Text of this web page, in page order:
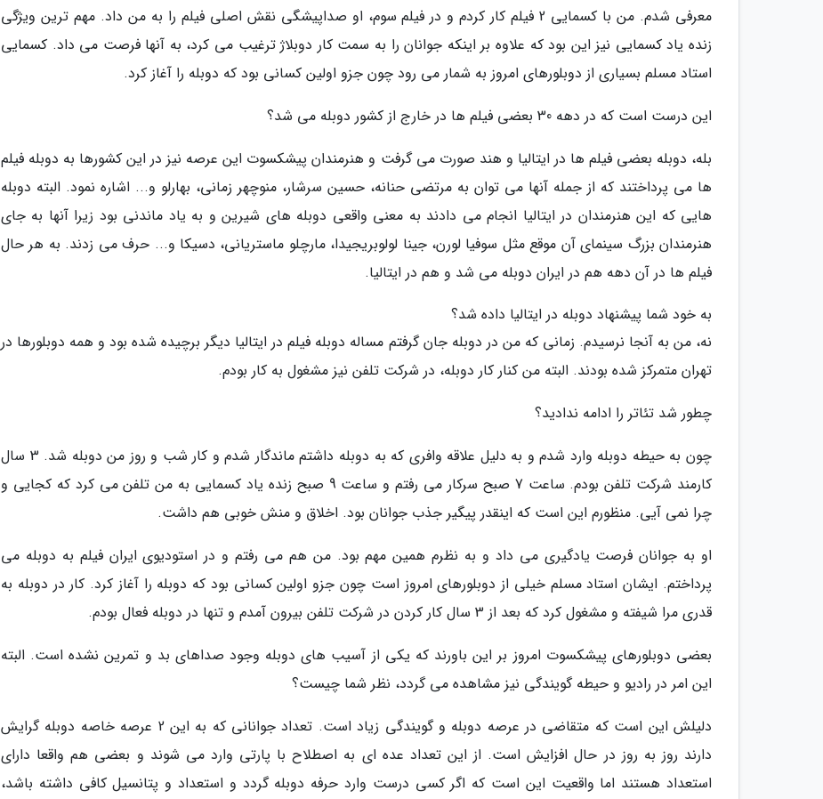
معرفی شدم. من با کسمایی 2 فیلم کار کردم و در فیلم سوم، او صداپیشگی نقش اصلی فیلم را به من داد. مهم ترین ویژگی
زنده یاد کسمایی نیز این بود که علاوه بر اینکه جوانان را به سمت کار دوبلاژ ترغیب می کرد، به آنها فرصت می داد. کسمایی
استاد مسلم بسیاری از دوبلورهای امروز به شمار می رود چون جزو اولین کسانی بود که دوبله را آغاز کرد.
این درست است که در دهه 30 بعضی فیلم ها در خارج از کشور دوبله می شد؟
بله، دوبله بعضی فیلم ها در ایتالیا و هند صورت می گرفت و هنرمندان پیشکسوت این عرصه نیز در این کشورها به دوبله فیلم
ها می پرداختند که از جمله آنها می توان به مرتضی حنانه، حسین سرشار، منوچهر زمانی، بهارلو و... اشاره نمود. البته دوبله
هایی که این هنرمندان در ایتالیا انجام می دادند به معنی واقعی دوبله های شیرین و به یاد ماندنی بود زیرا آنها به جای
هنرمندان بزرگ سینمای آن موقع مثل سوفیا لورن، جینا لولوبریجیدا، مارچلو ماستریانی، دسیکا و... حرف می زدند. به هر حال
فیلم ها در آن دهه هم در ایران دوبله می شد و هم در ایتالیا.
به خود شما پیشنهاد دوبله در ایتالیا داده شد؟
نه، من به آنجا نرسیدم. زمانی که من در دوبله جان گرفتم مساله دوبله فیلم در ایتالیا دیگر برچیده شده بود و همه دوبلورها در
تهران متمرکز شده بودند. البته من کنار کار دوبله، در شرکت تلفن نیز مشغول به کار بودم.
چطور شد تئاتر را ادامه ندادید؟
چون به حیطه دوبله وارد شدم و به دلیل علاقه وافری که به دوبله داشتم ماندگار شدم و کار شب و روز من دوبله شد. 3 سال
کارمند شرکت تلفن بودم. ساعت 7 صبح سرکار می رفتم و ساعت 9 صبح زنده یاد کسمایی به من تلفن می کرد که کجایی و
چرا نمی آیی. منظورم این است که اینقدر پیگیر جذب جوانان بود. اخلاق و منش خوبی هم داشت.
او به جوانان فرصت یادگیری می داد و به نظرم همین مهم بود. من هم می رفتم و در استودیوی ایران فیلم به دوبله می
پرداختم. ایشان استاد مسلم خیلی از دوبلورهای امروز است چون جزو اولین کسانی بود که دوبله را آغاز کرد. کار در دوبله به
قدری مرا شیفته و مشغول کرد که بعد از 3 سال کار کردن در شرکت تلفن بیرون آمدم و تنها در دوبله فعال بودم.
بعضی دوبلورهای پیشکسوت امروز بر این باورند که یکی از آسیب های دوبله وجود صداهای بد و تمرین نشده است. البته
این امر در رادیو و حیطه گویندگی نیز مشاهده می گردد، نظر شما چیست؟
دلیلش این است که متقاضی در عرصه دوبله و گویندگی زیاد است. تعداد جوانانی که به این 2 عرصه خاصه دوبله گرایش
دارند روز به روز در حال افزایش است. از این تعداد عده ای به اصطلاح با پارتی وارد می شوند و بعضی هم واقعا دارای
استعداد هستند اما واقعیت این است که اگر کسی درست وارد حرفه دوبله گردد و استعداد و پتانسیل کافی داشته باشد،